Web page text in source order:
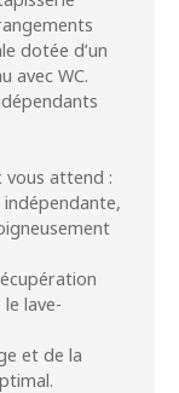
dotée d’un
avec WC.
vous attend :
indépendante,
lave-
et de la